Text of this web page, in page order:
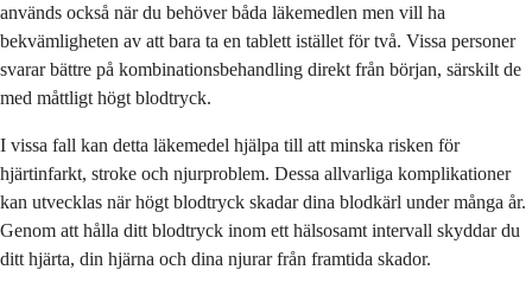
används också när du behöver båda läkemedlen men vill ha
bekvämligheten av att bara ta en tablett istället för två. Vissa personer
svarar bättre på kombinationsbehandling direkt från början, särskilt de
med måttligt högt blodtryck.
I vissa fall kan detta läkemedel hjälpa till att minska risken för
hjärtinfarkt, stroke och njurproblem. Dessa allvarliga komplikationer
kan utvecklas när högt blodtryck skadar dina blodkärl under många år.
Genom att hålla ditt blodtryck inom ett hälsosamt intervall skyddar du
ditt hjärta, din hjärna och dina njurar från framtida skador.